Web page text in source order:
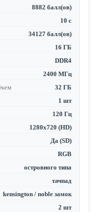
8882 балл(ов)
10 с
34127 балл(ов)
16 ГБ
DDR4
2400 МГц
32 ГБ
1 шт
120 Гц
1280x720 (HD)
Да (SD)
RGB
островного типа
тачпад
kensington / noble замок
2 шт